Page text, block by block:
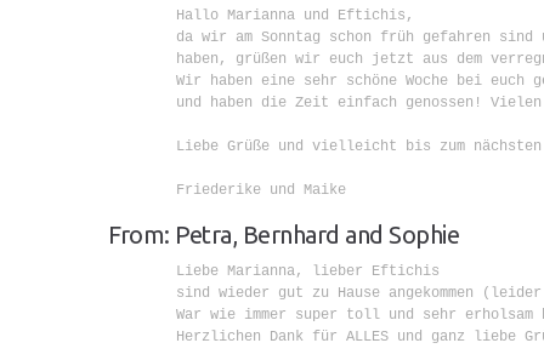
        Hallo Marianna und Eftichis,
da wir am Sonntag schon früh gefahren sind
haben, grüßen wir euch jetzt aus dem
Wir haben eine sehr schöne Woche bei euch
und haben die Zeit einfach genossen!
Liebe Grüße und vielleicht bis zum
        Friederike und Maike
From: Petra, Bernhard and Sophie
        Liebe Marianna, lieber Eftichis
sind wieder gut zu Hause angekommen
War wie immer super toll und sehr erholsam
Herzlichen Dank für ALLES und ganz liebe